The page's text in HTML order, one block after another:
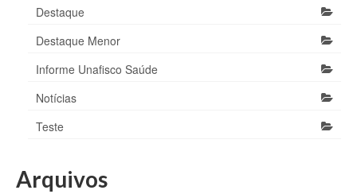
Destaque
Destaque Menor
Informe Unafisco Saúde
Notícias
Teste
Arquivos